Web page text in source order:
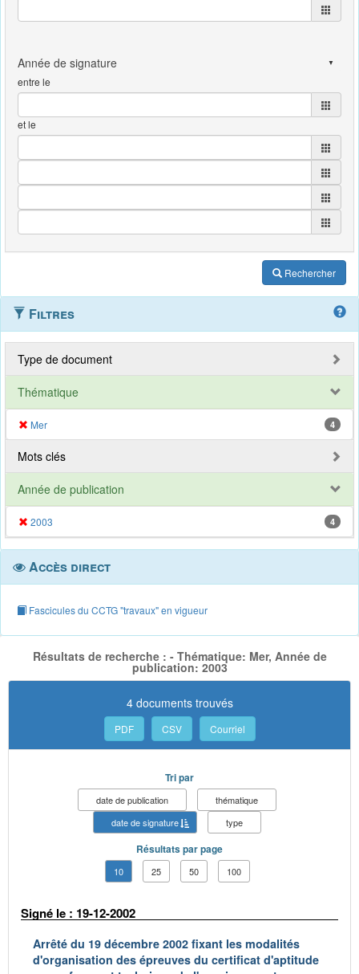
entre le
et le
Rechercher
Filtres
Type de document
Thématique
Mer 4
Mots clés
Année de publication
2003 4
Accès direct
Fascicules du CCTG "travaux" en vigueur
Résultats de recherche : - Thématique: Mer, Année de
publication: 2003
4 documents trouvés
PDF CSV Courriel
Tri par
date de publication
thématique
date de signature
type
Résultats par page
10 25 50 100
Signé le : 19-12-2002
Arrêté du 19 décembre 2002 fixant les modalités
d'organisation des épreuves du certificat d'aptitude